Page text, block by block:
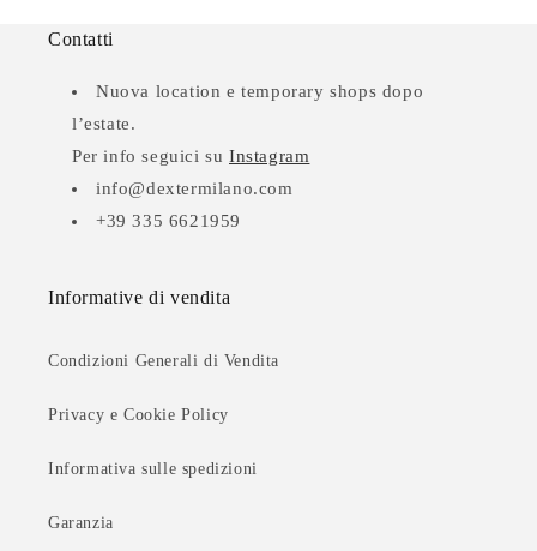
Contatti
Nuova location e temporary shops dopo
l’estate.
Per info seguici su Instagram
info@dextermilano.com
+39 335 6621959
Informative di vendita
Condizioni Generali di Vendita
Privacy e Cookie Policy
Informativa sulle spedizioni
Garanzia